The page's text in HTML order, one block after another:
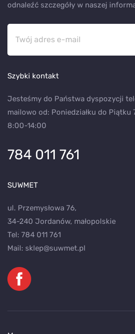
odnaleźć szczegóły w naszej
Szybki kontakt
Jesteśmy do Państwa dyspozycji
mailowo od: Poniedziałku do Piątku
8:00-14:00
784 011 761
SUWMET
ul. Przemysłowa 76,
34-240 Jordanów, małopolskie
Tel: 784 011 761
Mail: sklep@suwmet.pl